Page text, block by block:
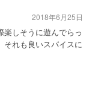
楽しそうに遊んでらっ
それも良いスパイスに
2018年6月25日